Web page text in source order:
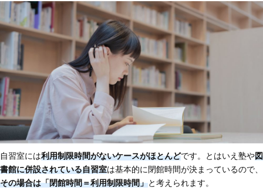
自習室には利用制限時間がないケースがほとんどです。とはいえ塾や図
書館に併設されている自習室は基本的に閉館時間が決まっているので、
その場合は「閉館時間＝利用制限時間」と考えられます。